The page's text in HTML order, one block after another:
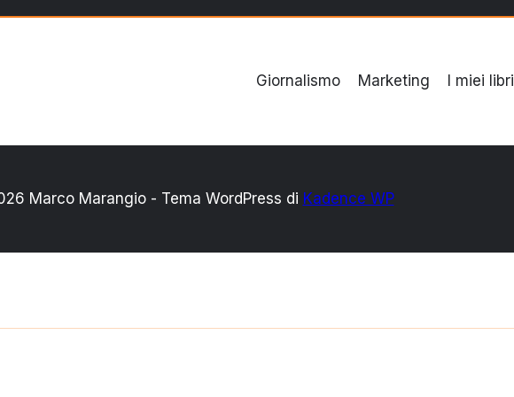
Giornalismo Marketing I miei libri
Marco Marangio - Tema WordPress di Kadence WP